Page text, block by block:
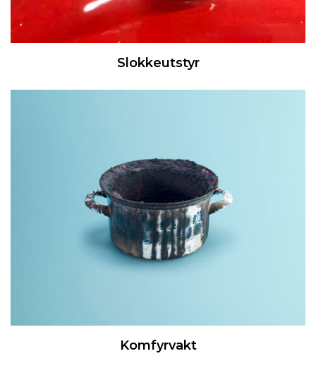
Slokkeutstyr
Komfyrvakt